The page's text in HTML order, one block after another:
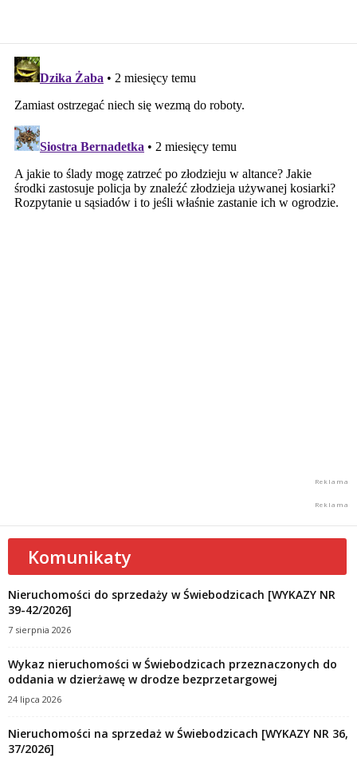
Komunikaty
Nieruchomości do sprzedaży w Świebodzicach [WYKAZY NR
39-42/2026]
7 sierpnia 2026
Wykaz nieruchomości w Świebodzicach przeznaczonych do
oddania w dzierżawę w drodze bezprzetargowej
24 lipca 2026
Nieruchomości na sprzedaż w Świebodzicach [WYKAZY NR 36,
37/2026]